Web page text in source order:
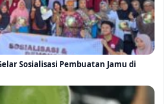
Sosialisasi Pembuatan Jamu di